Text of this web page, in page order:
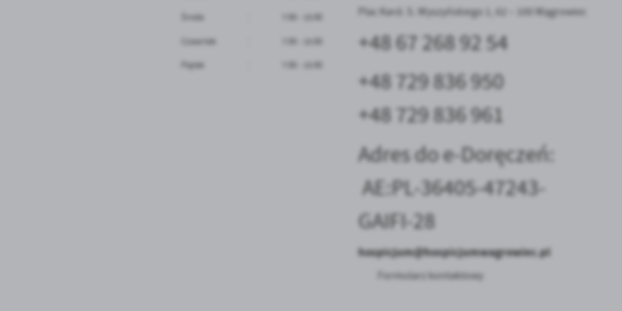
Środa
Czwartek
Piątek
Plac Kard. S. Wyszyńskiego 1, 62 – 100 Wągrowiec
+48 67 268 92 54
+48 729 836 950
+48 729 836 961
Adres do e-Doręczeń:
AE:PL-36405-47243-
GAIFI-28
hospicjum@hospicjumwagrowiec.pl
Formularz kontaktowy